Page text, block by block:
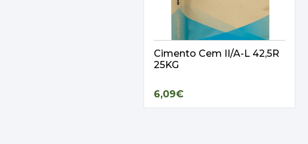
Cimento Cem II/A-L 42,5R
25KG
6,09€